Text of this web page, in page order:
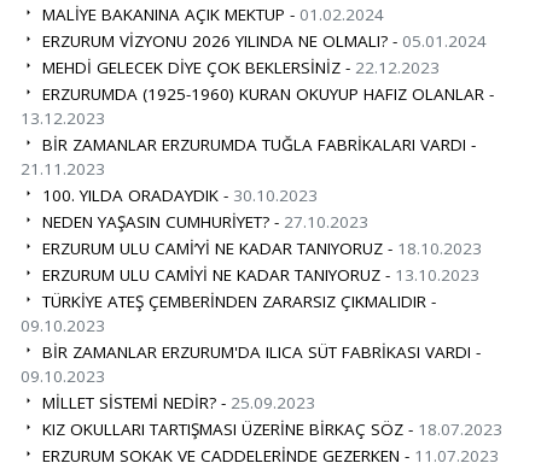
MALİYE BAKANINA AÇIK MEKTUP - 01.02.2024
ERZURUM VİZYONU 2026 YILINDA NE OLMALI? - 05.01.2024
MEHDİ GELECEK DİYE ÇOK BEKLERSİNİZ - 22.12.2023
ERZURUMDA (1925-1960) KURAN OKUYUP HAFIZ OLANLAR -
13.12.2023
BİR ZAMANLAR ERZURUMDA TUĞLA FABRİKALARI VARDI -
21.11.2023
100. YILDA ORADAYDIK - 30.10.2023
NEDEN YAŞASIN CUMHURİYET? - 27.10.2023
ERZURUM ULU CAMİ’Yİ NE KADAR TANIYORUZ - 18.10.2023
ERZURUM ULU CAMİYİ NE KADAR TANIYORUZ - 13.10.2023
TÜRKİYE ATEŞ ÇEMBERİNDEN ZARARSIZ ÇIKMALIDIR -
09.10.2023
BİR ZAMANLAR ERZURUM'DA ILICA SÜT FABRİKASI VARDI -
09.10.2023
MİLLET SİSTEMİ NEDİR? - 25.09.2023
KIZ OKULLARI TARTIŞMASI ÜZERİNE BİRKAÇ SÖZ - 18.07.2023
ERZURUM SOKAK VE CADDELERİNDE GEZERKEN - 11.07.2023